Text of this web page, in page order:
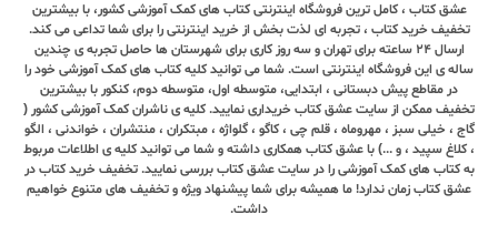
عشق کتاب ، کامل ترین فروشگاه اینترنتی کتاب های کمک آموزشی کشور، با بیشترین
تخفیف خرید کتاب ، تجربه ای لذت بخش از خرید اینترنتی را برای شما تداعی می کند.
ارسال ٢٤ ساعته برای تهران و سه روز کاری برای شهرستان ها حاصل تجربه ی چندین
ساله ی این فروشگاه اینترنتی است. شما می توانید کلیه کتاب های کمک آموزشی خود را
در مقاطع پیش دبستانی ، ابتدایی، متوسطه اول، متوسطه دوم، کنکور با بیشترین
تخفیف ممکن از سایت عشق کتاب خریداری نمایید. کلیه ی ناشران کمک آموزشی کشور (
گاج ، خیلی سبز ، مهروماه ، قلم چی ، کاگو ، گلواژه ، مبتکران ، منتشران ، خواندنی ، الگو
، کلاغ سپید ، و ...) با عشق کتاب همکاری داشته و شما می توانید کلیه ی اطلاعات مربوط
به کتاب های کمک آموزشی را در سایت عشق کتاب بررسی نمایید. تخفیف خرید کتاب در
عشق کتاب زمان ندارد! ما همیشه برای شما پیشنهاد ویژه و تخفیف های متنوع خواهیم
داشت.